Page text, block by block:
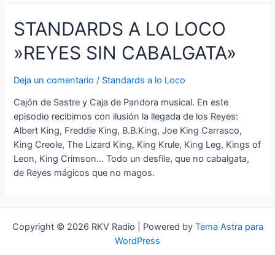
STANDARDS A LO LOCO
»REYES SIN CABALGATA»
Deja un comentario / Standards a lo Loco
Cajón de Sastre y Caja de Pandora musical. En este
episodio recibimos con ilusión la llegada de los Reyes:
Albert King, Freddie King, B.B.King, Joe King Carrasco,
King Creole, The Lizard King, King Krule, King Leg, Kings of
Leon, King Crimson… Todo un desfile, que no cabalgata,
de Reyes mágicos que no magos.
Copyright © 2026 RKV Radio | Powered by Tema Astra para
WordPress